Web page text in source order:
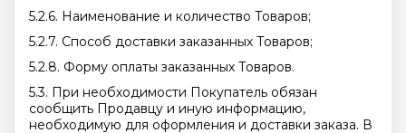
5.2.6. Наименование и количество Товаров;
5.2.7. Способ доставки заказанных Товаров;
5.2.8. Форму оплаты заказанных Товаров.
5.3. При необходимости Покупатель обязан
сообщить Продавцу и иную информацию,
необходимую для оформления и доставки заказа. В